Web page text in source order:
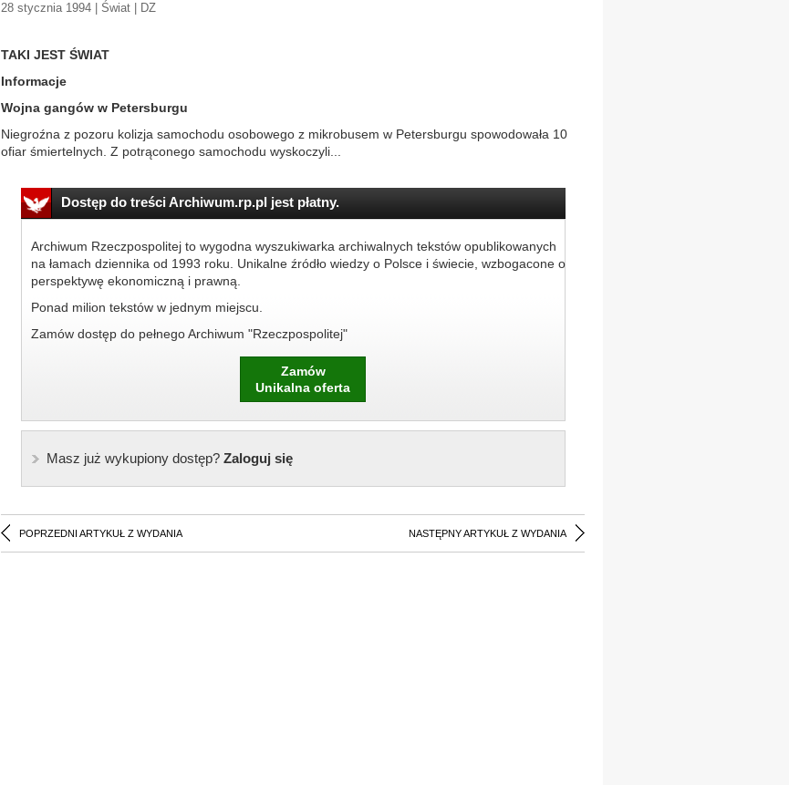
28 stycznia 1994 | Świat | DZ
TAKI JEST ŚWIAT
Informacje
Wojna gangów w Petersburgu
Niegroźna z pozoru kolizja samochodu osobowego z mikrobusem w Petersburgu spowodowała 10
ofiar śmiertelnych. Z potrąconego samochodu wyskoczyli...
Dostęp do treści Archiwum.rp.pl jest płatny.
Archiwum Rzeczpospolitej to wygodna wyszukiwarka archiwalnych tekstów opublikowanych
na łamach dziennika od 1993 roku. Unikalne źródło wiedzy o Polsce i świecie, wzbogacone o
perspektywę ekonomiczną i prawną.
Ponad milion tekstów w jednym miejscu.
Zamów dostęp do pełnego Archiwum "Rzeczpospolitej"
Zamów
Unikalna oferta
Masz już wykupiony dostęp?Zaloguj się
POPRZEDNI ARTYKUŁ Z WYDANIA NASTĘPNY ARTYKUŁ Z WYDANIA